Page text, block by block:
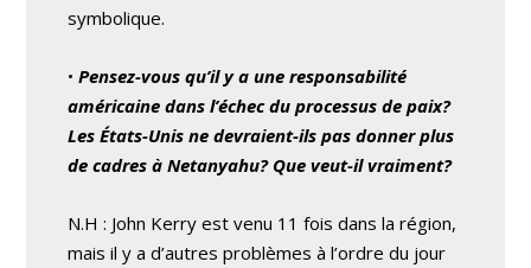
symbolique.
•Pensez-vous qu’il y a une responsabilité
américaine dans l’échec du processus de paix?
Les États-Unis ne devraient-ils pas donner plus
de cadres à Netanyahu? Que veut-il vraiment?
N.H : John Kerry est venu 11 fois dans la région,
mais il y a d’autres problèmes à l’ordre du jour